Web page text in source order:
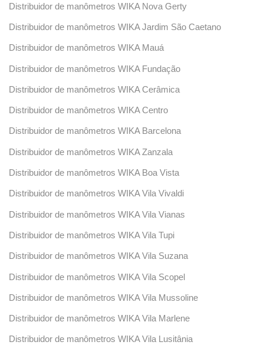
Distribuidor de manômetros WIKA Nova Gerty
Distribuidor de manômetros WIKA Jardim São Caetano
Distribuidor de manômetros WIKA Mauá
Distribuidor de manômetros WIKA Fundação
Distribuidor de manômetros WIKA Cerâmica
Distribuidor de manômetros WIKA Centro
Distribuidor de manômetros WIKA Barcelona
Distribuidor de manômetros WIKA Zanzala
Distribuidor de manômetros WIKA Boa Vista
Distribuidor de manômetros WIKA Vila Vivaldi
Distribuidor de manômetros WIKA Vila Vianas
Distribuidor de manômetros WIKA Vila Tupi
Distribuidor de manômetros WIKA Vila Suzana
Distribuidor de manômetros WIKA Vila Scopel
Distribuidor de manômetros WIKA Vila Mussoline
Distribuidor de manômetros WIKA Vila Marlene
Distribuidor de manômetros WIKA Vila Lusitânia